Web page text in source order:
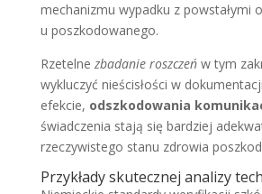
mechanizmu wypadku z powstałymi
u poszkodowanego.
Rzetelne zbadanie roszczeńw tym
wykluczyć nieścisłości w
efekcie, odszkodowania
świadczenia stają się bardziej
rzeczywistego stanu zdrowia
Przykłady skutecznej analizy